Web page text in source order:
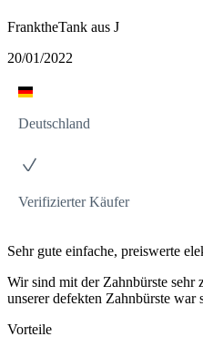
FranktheTank aus J
20/01/2022
Deutschland
Verifizierter Käufer
Sehr gute einfache, preiswerte
Wir sind mit der Zahnbürste sehr
unserer defekten Zahnbürste
Vorteile